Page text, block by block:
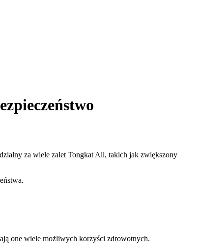
za wiele zalet Tongkat Ali, takich jak zwiększony
one wiele możliwych korzyści zdrowotnych.